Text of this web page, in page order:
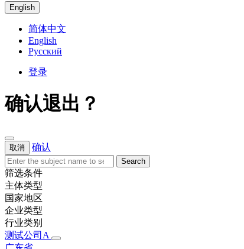
English
简体中文
English
Русский
登录
确认退出？
取消 确认
Search
筛选条件
主体类型
国家地区
企业类型
行业类别
测试公司A